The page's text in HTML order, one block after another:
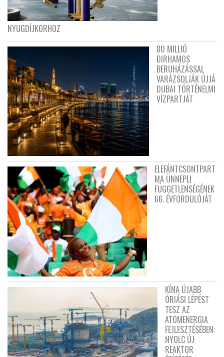
NYUGDÍJKORHOZ
80 MILLIÓ
DIRHAMOS
BERUHÁZÁSSAL
VARÁZSOLJÁK ÚJJÁ
DUBAI TÖRTÉNELMI
VÍZPARTJÁT
ELEFÁNTCSONTPART
MA ÜNNEPLI
FÜGGETLENSÉGÉNEK
66. ÉVFORDULÓJÁT
KÍNA ÚJABB
ÓRIÁSI LÉPÉST
TESZ AZ
ATOMENERGIA
FEJLESZTÉSÉBEN:
NYOLC ÚJ
REAKTOR